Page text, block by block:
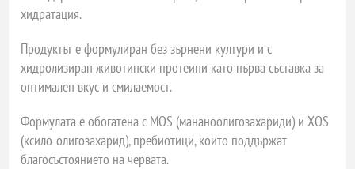
хидратация.
Продуктът е формулиран без зърнени култури и с
хидролизиран животински протеини като първа съставка за
оптимален вкус и смилаемост.
Формулата е обогатена с MOS (мананоолигозахариди) и XOS
(ксило-олигозахарид), пребиотици, които поддържат
благосъстоянието на червата.